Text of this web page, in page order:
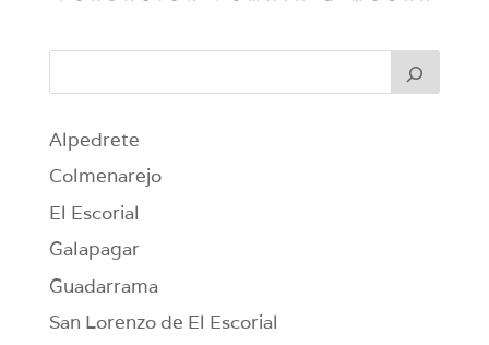
Alpedrete
Colmenarejo
El Escorial
Galapagar
Guadarrama
San Lorenzo de El Escorial